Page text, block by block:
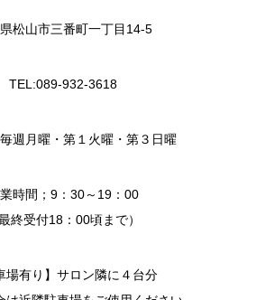
松山市三番町一丁目14-5
TEL:089-932-3618
週月曜・第１火曜・第３日曜
時間；9：30～19：00
最終受付18：00頃まで）
場有り】サロン隣に４台分